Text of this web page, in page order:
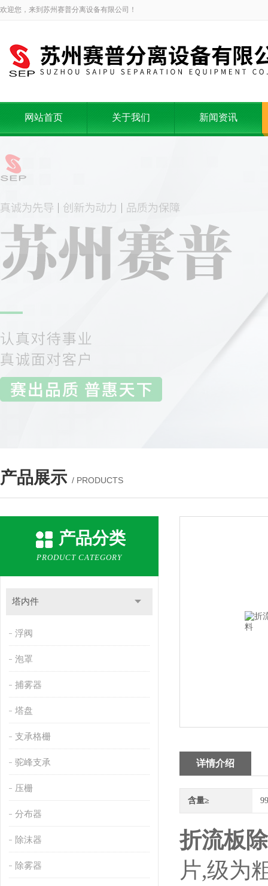
欢迎您，来到苏州赛普分离设备有限公司！
网站首页 关于我们 新闻资讯
产品展示 / PRODUCTS
产品分类
PRODUCT CATEGORY
塔内件
浮阀
泡罩
捕雾器
塔盘
支承格栅
驼峰支承
压栅
分布器
除沫器
除雾器
详情介绍
含量≥
折流板
片,级为